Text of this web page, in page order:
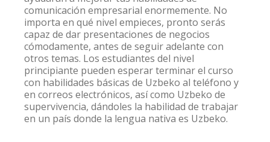
comunicación empresarial enormemente. No
importa en qué nivel empieces, pronto serás
capaz de dar presentaciones de negocios
cómodamente, antes de seguir adelante con
otros temas. Los estudiantes del nivel
principiante pueden esperar terminar el curso
con habilidades básicas de Uzbeko al teléfono y
en correos electrónicos, así como Uzbeko de
supervivencia, dándoles la habilidad de trabajar
en un país donde la lengua nativa es Uzbeko.